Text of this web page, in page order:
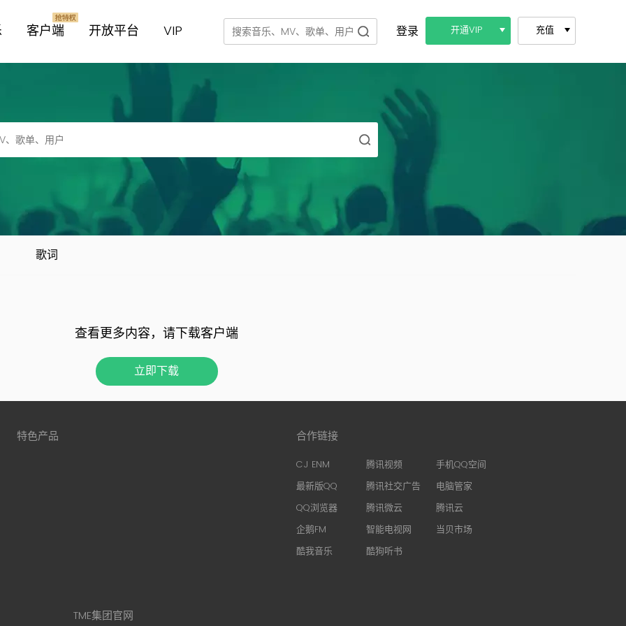
客户端 开放平台 VIP 登录 开通VIP 充值
歌词
查看更多内容，请下载客户端
立即下载
特色产品 合作链接
CJ ENM 腾讯视频
手机QQ空间
最新版QQ
腾讯社交广告
电脑管家
QQ浏览器
腾讯微云
腾讯云
企鹅FM
智能电视网
当贝市场
酷我音乐
酷狗听书
TME集团官网